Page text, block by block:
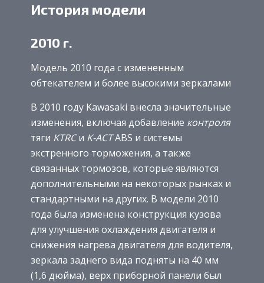
История модели
2010 г.
Модель 2010 года с измененным
обтекателем и более высокими зеркалами
В 2010 году Kawasaki внесла значительные
изменения, включая добавление контроля
тяги KTRCи K-ACTABS и системы
экстренного торможения, а также
связанных тормозов, которые являются
дополнительными на некоторых рынках и
стандартными на других. В модели 2010
года была изменена конструкция кузова
для улучшения охлаждения двигателя и
снижения нагрева двигателя для водителя,
зеркала заднего вида подняты на 40 мм
(1,6 дюйма), верх приборной панели был